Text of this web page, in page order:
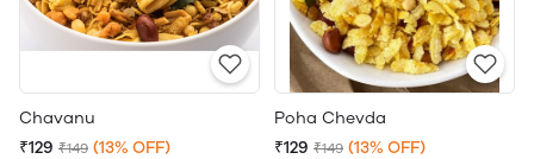
Chavanu
₹129 ₹149 (13% OFF)
Poha Chevda
₹129 ₹149 (13% OFF)